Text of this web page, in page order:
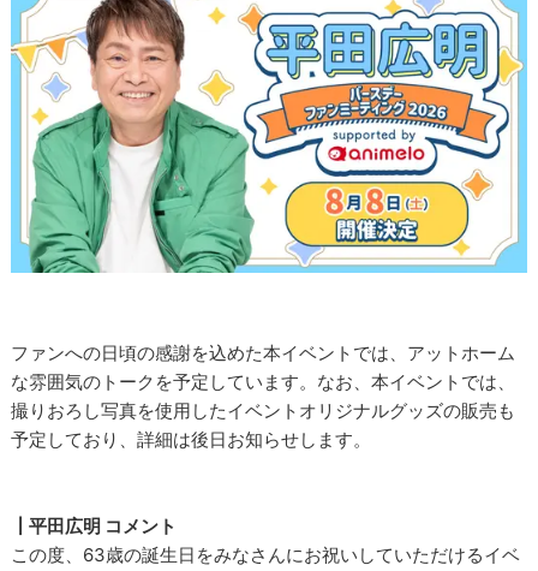
ファンへの日頃の感謝を込めた本イベントでは、アットホーム
な雰囲気のトークを予定しています。なお、本イベントでは、
撮りおろし写真を使用したイベントオリジナルグッズの販売も
予定しており、詳細は後日お知らせします。
┃平田広明 コメント
この度、63歳の誕生日をみなさんにお祝いしていただけるイベ